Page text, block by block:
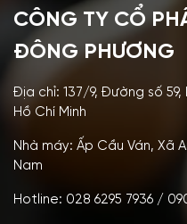
CÔNG TY CỔ
ĐÔNG PHƯƠNG
Địa chỉ: 137/9, Đường số
Hồ Chí Minh
Nhà máy: Ấp Cầu Ván, Xã
Nam
Hotline: 028 6295 7936 /